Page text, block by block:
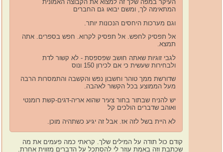
העיקר במפה שלך זה למצוא את הקבוצה האמונית
המתאימה לך, ומשם יבואו גם החברים
וגם מערכות היחסים הנכונות יותר.
אל תפסיק לחפש. אל תפסיק לקרוא. חפש בספרים. אתה
תמצא.
לגבי זוגיות שאתה חושב שפספסת - לא קשור לדת
ולבחירות שעשית כי אם לכירון 150 ונוס
שדורשת ממך טוהר וחשבון נפש והקשבה והתמסרות הרבה
מעל הממוצע בכל הקשור לאהבה.
יש להניח שבתור בחור צעיר שהוא אריה-דגים-קשת רומנטי
ואוהב שדברים הולכים קל
לא היית בשל לזה אז. אבל זה יגיע כשתהיה מוכן.
קודם כול תודה על המילים שלך. קראתי כמה פעמים את מה
שכתבת וזה באמת עוזר לי להסתכל על הדברים מזווית אחרת.